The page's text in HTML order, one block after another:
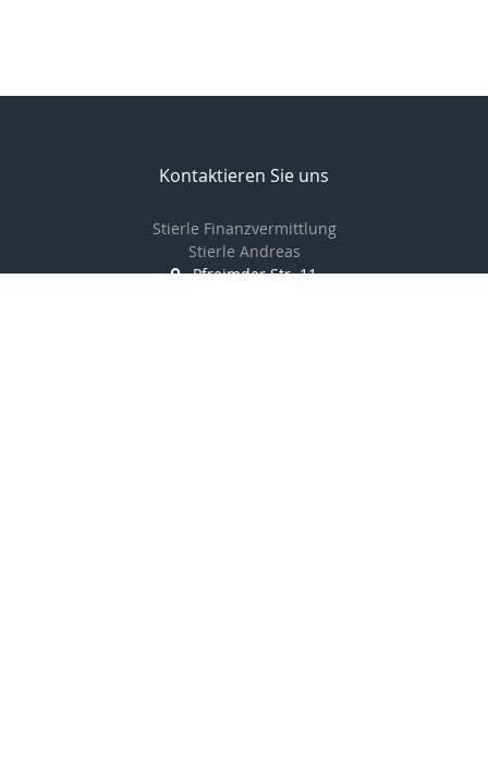
Kontaktieren Sie uns
Stierle Finanzvermittlung
Stierle Andreas
Pfreimder Str. 11